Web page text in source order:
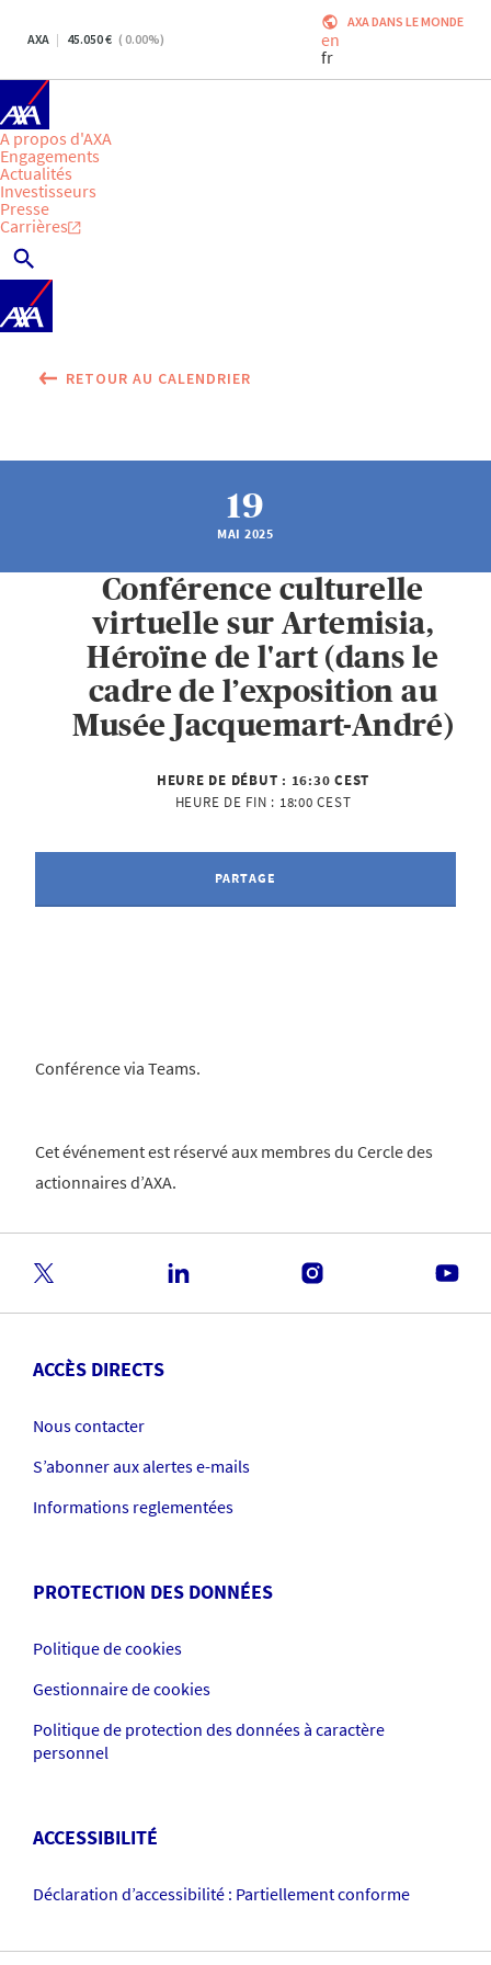
AXA 45.050 ( 0.00%)
AXA DANS LE MONDE
en
fr
A propos d'AXA
Engagements
Actualités
Investisseurs
Presse
Carrières
RETOUR AU CALENDRIER
19
MAI 2025
Conférence culturelle
virtuelle sur Artemisia,
Héroïne de l'art (dans le
cadre de l’exposition au
Musée Jacquemart-André)
HEURE DE DÉBUT : 16:30 CEST
HEURE DE FIN : 18:00 CEST
PARTAGE
Conférence via Teams.
Cet événement est réservé aux membres du Cercle des
actionnaires d’AXA.
ACCÈS DIRECTS
Nous contacter
S’abonner aux alertes e-mails
Informations reglementées
PROTECTION DES DONNÉES
Politique de cookies
Gestionnaire de cookies
Politique de protection des données à caractère
personnel
ACCESSIBILITÉ
Déclaration d’accessibilité : Partiellement conforme